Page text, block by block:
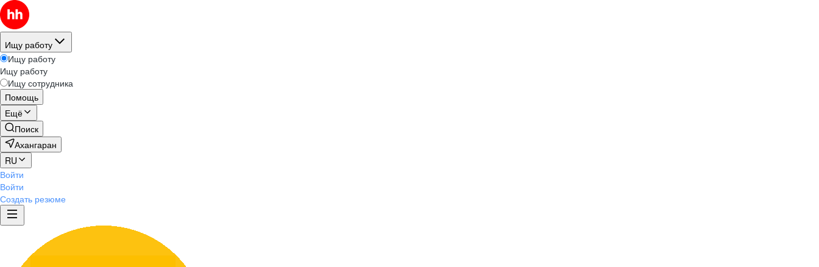
Ищу работу
Ищу работу
Ищу работу
Ищу сотрудника
Помощь
Ещё
Поиск
Ахангаран
RU
Войти
Войти
Создать резюме